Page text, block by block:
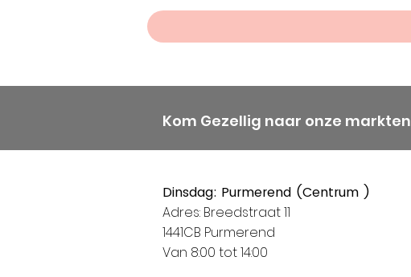
Kom Gezellig naar onze markten
Dinsdag: Purmerend (Centrum )
Adres: Breedstraat 11
1441CB Purmerend
Van 8:00 tot 14:00